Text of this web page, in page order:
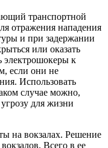
транспортной
отражения нападения
и при задержании
или оказать
электрошокеры к
если они не
Использовать
случае можно,
для жизни
на вокзалах. Решение
Всего в ее